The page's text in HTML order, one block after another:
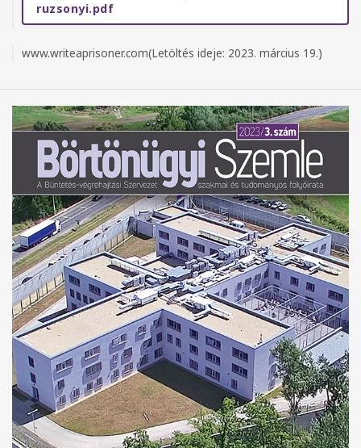
ruzsonyi.pdf
www.writeaprisoner.com(Letöltés ideje: 2023. március 19.)